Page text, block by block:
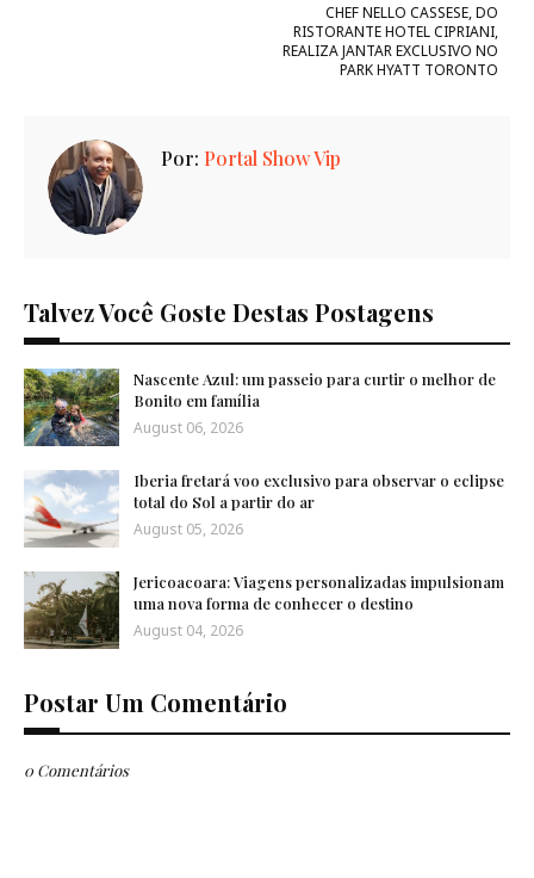
CHEF NELLO CASSESE, DO
RISTORANTE HOTEL CIPRIANI,
REALIZA JANTAR EXCLUSIVO NO
PARK HYATT TORONTO
Por: Portal Show Vip
Talvez Você Goste Destas Postagens
Nascente Azul: um passeio para curtir o melhor de
Bonito em família
August 06, 2026
Iberia fretará voo exclusivo para observar o eclipse
total do Sol a partir do ar
August 05, 2026
Jericoacoara: Viagens personalizadas impulsionam
uma nova forma de conhecer o destino
August 04, 2026
Postar Um Comentário
0 Comentários